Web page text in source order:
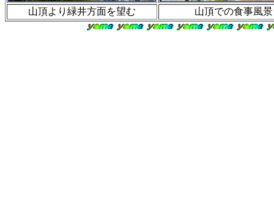
山頂より緑井方面を望む 山頂での食事風景